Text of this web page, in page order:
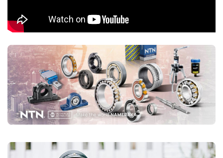
Sử dụng bi gốm (Ceramic) giúp giảm trọng lượng, giảm ma
sát và chịu tốc độ rất cao.
Phù hợp với ứng dụng tốc độ cao như máy CNC, động cơ
tua-bin.
Mã sản phẩm phổ biến: 5S-79xx, 5S-70xx.
Ứng dụng của vòng bi tiếp xúc góc NTN
Máy CNC, trục chính (Spindle Bearings)
Động cơ điện, máy bơm
Máy móc công nghiệp, hộp số
Mua vòng bi tiếp xúc góc NTN chính hãng ở đâu?